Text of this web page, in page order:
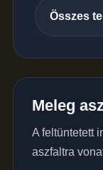
Összes
Meleg
A feltüntetett
aszfaltra